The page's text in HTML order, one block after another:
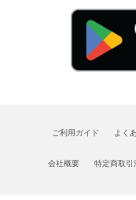
ご利用ガイド よく
会社概要 特定商取引